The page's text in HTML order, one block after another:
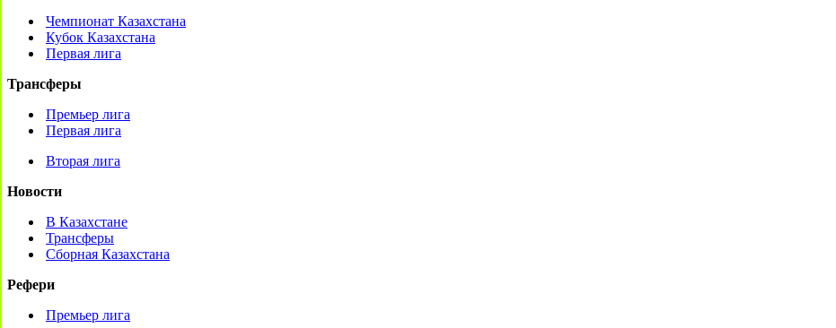
Чемпионат Казахстана
Кубок Казахстана
Первая лига
Трансферы
Премьер лига
Первая лига
Вторая лига
Новости
В Казахстане
Трансферы
Сборная Казахстана
Рефери
Премьер лига